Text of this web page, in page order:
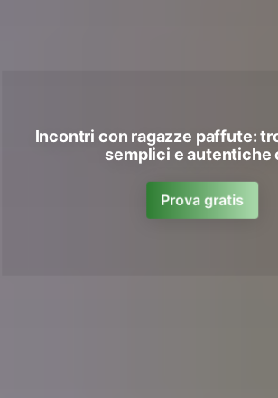
Incontri con ragazze paffute:
semplici e autentiche
Prova gratis